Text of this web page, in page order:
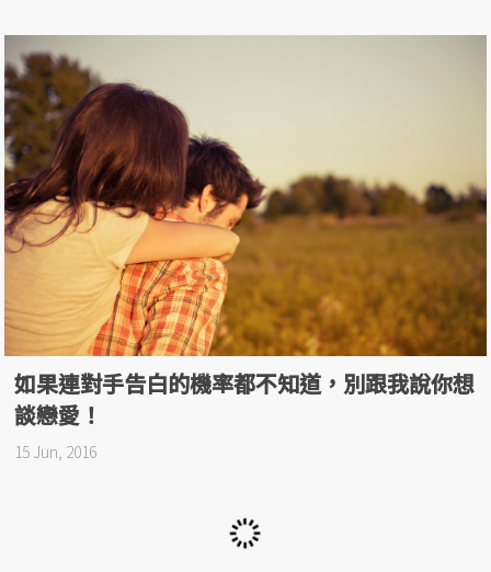
如果連對手告白的機率都不知道，別跟我說你想
談戀愛！
15 Jun, 2016